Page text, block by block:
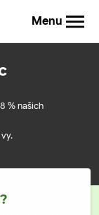
Menu
% našich